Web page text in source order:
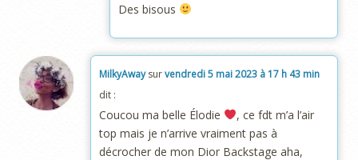
Des bisous
MilkyAwaysurvendredi 5 mai 2023 à 17 h 43 min
dit :
Coucou ma belle Élodie
, ce fdt m’a l’air
top mais je n’arrive vraiment pas à
décrocher de mon Dior Backstage aha,